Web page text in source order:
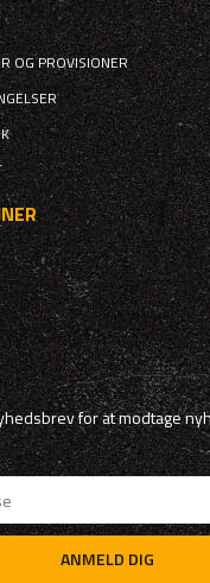
OG PROVISIONER
for at modtage
ANMELD DIG